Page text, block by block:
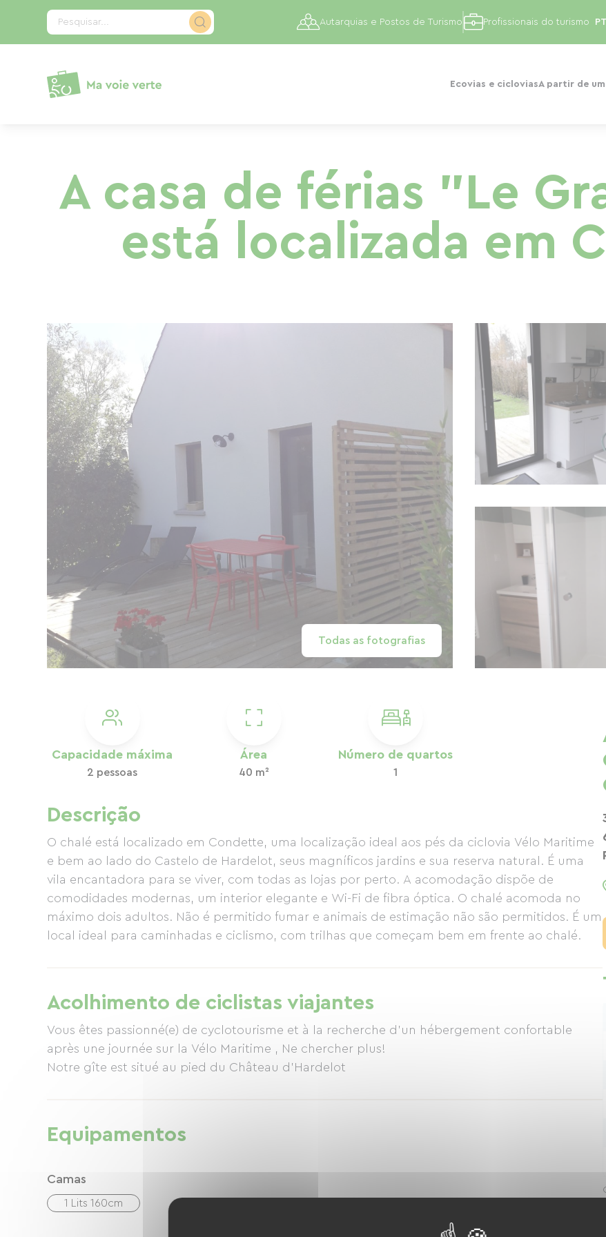
Pesquisar...
Ecovias e cicloviasA partir de
Autarquias e Postos de Turismo Profissionais do turismo
A casa de férias "Le
está localizada em
Todas as fotografias
Capacidade máxima
2 pessoas
Área
40 m²
Número de quartos
1
Descrição
O chalé está localizado em Condette, uma localização ideal aos pés da ciclovia Vélo Maritime
e bem ao lado do Castelo de Hardelot, seus magníficos jardins e sua reserva natural. É uma
vila encantadora para se viver, com todas as lojas por perto. A acomodação dispõe de
comodidades modernas, um interior elegante e Wi-Fi de fibra óptica. O chalé acomoda no
máximo dois adultos. Não é permitido fumar e animais de estimação não são permitidos. É um
local ideal para caminhadas e ciclismo, com trilhas que começam bem em frente ao chalé.
Acolhimento de ciclistas viajantes
Vous êtes passionné(e) de cyclotourisme et à la recherche d'un hébergement confortable
après une journée sur la Vélo Maritime , Ne chercher plus!
Notre gîte est situé au pied du Château d'Hardelot
Equipamentos
Camas
1 Lits 160cm
Painel de Gerenciamento de Cookies